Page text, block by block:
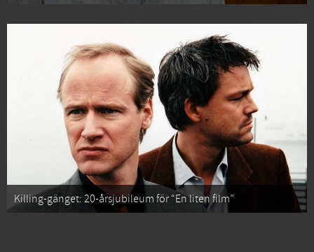
Killing-gänget: 20-årsjubileum för “En liten film”